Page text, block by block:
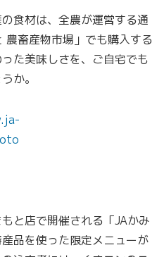
食材は、全農が運営する通
畜産物市場」でも購入する
た美味しさを、ご自宅でも
か。
と店で開催される「JAかみ
品を使った限定メニューが